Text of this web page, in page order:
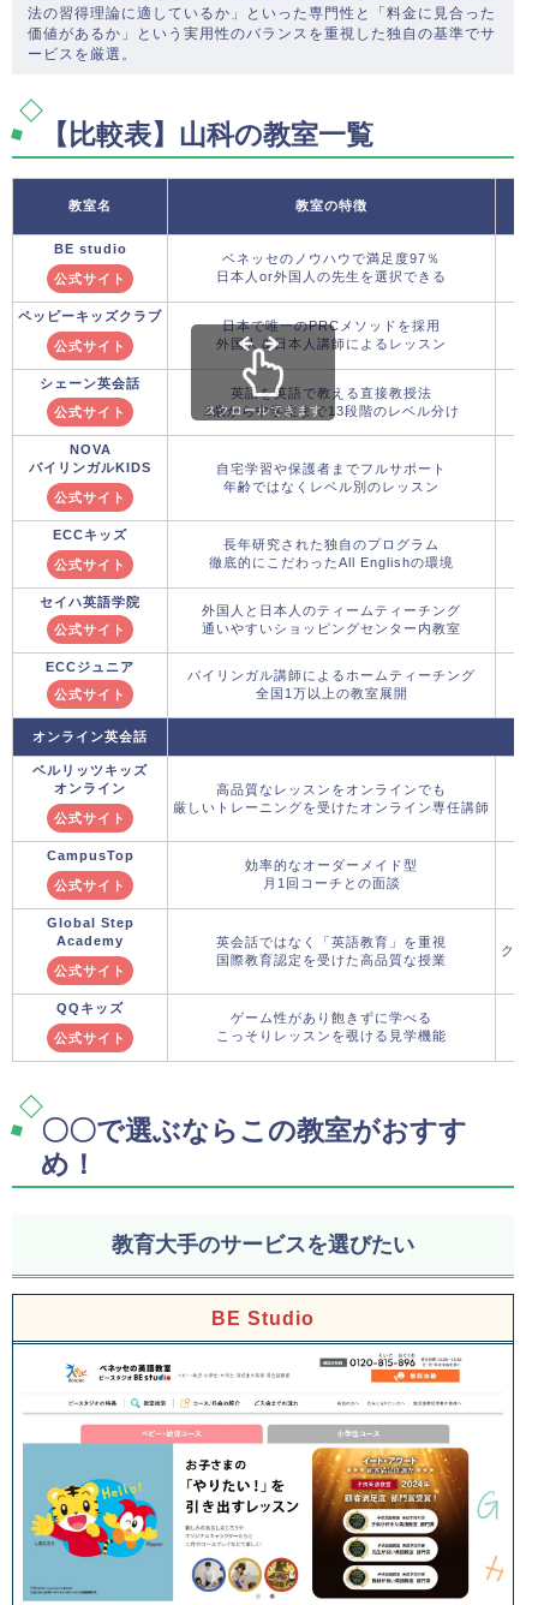
法の習得理論に適しているか」といった専門性と「料金に見合った
価値があるか」という実用性のバランスを重視した独自の基準でサ
ービスを厳選。
【比較表】山科の教室一覧
教室名 教室の特徴
BE studio
公式サイト
ベネッセのノウハウで満足度97％
日本人or外国人の先生を選択できる
ペッピーキッズクラブ
公式サイト
日本で唯一のPRCメソッドを採用
外国人＆日本人講師によるレッスン
シェーン英会話
公式サイト
英語を英語で教える直接教授法
2歳から中学生まで13段階のレベル分け
NOVA
バイリンガルKIDS
公式サイト
自宅学習や保護者までフルサポート
年齢ではなくレベル別のレッスン
ECCキッズ
公式サイト
長年研究された独自のプログラム
徹底的にこだわったAll Englishの環境
セイハ英語学院
公式サイト
外国人と日本人のティームティーチング
通いやすいショッピングセンター内教室
ECCジュニア
公式サイト
バイリンガル講師によるホームティーチング
全国1万以上の教室展開
オンライン英会話
ベルリッツキッズ
オンライン
公式サイト
高品質なレッスンをオンラインでも
厳しいトレーニングを受けたオンライン専任講師
CampusTop
公式サイト
効率的なオーダーメイド型
月1回コーチとの面談
Global Step
Academy
公式サイト
英会話ではなく「英語教育」を重視
国際教育認定を受けた高品質な授業
クー
QQキッズ
公式サイト
ゲーム性があり飽きずに学べる
こっそりレッスンを覗ける見学機能
スクロールできます
〇〇で選ぶならこの教室がおすす
め！
教育大手のサービスを選びたい
BE Studio